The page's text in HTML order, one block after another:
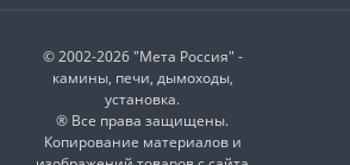
© 2002-2026 "Мета Россия" -
камины, печи, дымоходы,
установка.
® Все права защищены.
Копирование материалов и